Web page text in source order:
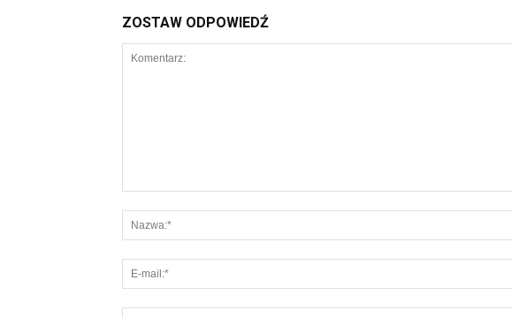
ZOSTAW ODPOWIEDŹ